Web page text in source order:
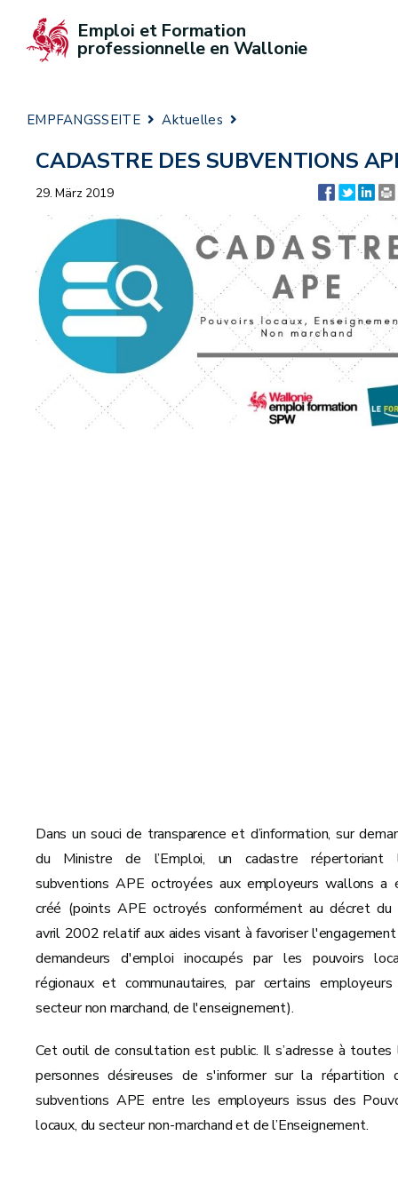
Emploi et Formation
professionnelle en Wallonie
EMPFANGSSEITE Aktuelles
CADASTRE DES SUBVENTIONS
29. März 2019
Dans un souci de transparence et d’information, sur
du Ministre de l’Emploi, un cadastre répertoriant
subventions APE octroyées aux employeurs wallons a
créé (points APE octroyés conformément au décret
avril 2002 relatif aux aides visant à favoriser
demandeurs d'emploi inoccupés par les pouvoirs
régionaux et communautaires, par certains
secteur non marchand, de l'enseignement).
Cet outil de consultation est public. Il s’adresse à toutes
personnes désireuses de s'informer sur la répartition
subventions APE entre les employeurs issus des
locaux, du secteur non-marchand et de l’Enseignement.